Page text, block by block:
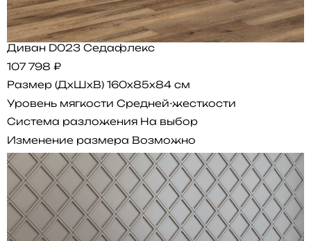
Диван D023 Седафлекс
107 798 ₽
Размер (ДхШхВ) 160x85x84 см
Уровень мягкости Средней-жесткости
Система разложения На выбор
Изменение размера Возможно